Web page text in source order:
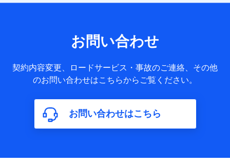
サービス提供等を通じて取得した、以下の情報などの個人デ
基本情報
氏名、電話番号、メールアドレス、お客さまの識別子、
属性、連絡先、dポイントサービスのご利用に関する情
構成、住所、dポイント残高、dポイント利用履歴などが
含まれます。
利用情報
お問い合わせ
契約内容変更、ロードサービス・事故のご連絡、その他
のお問い合わせはこちらからご覧ください。
お問い合わせはこちら